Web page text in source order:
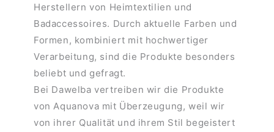
Herstellern von Heimtextilien und
Badaccessoires. Durch aktuelle Farben und
Formen, kombiniert mit hochwertiger
Verarbeitung, sind die Produkte besonders
beliebt und gefragt.
Bei Dawelba vertreiben wir die Produkte
von Aquanova mit Überzeugung, weil wir
von ihrer Qualität und ihrem Stil begeistert